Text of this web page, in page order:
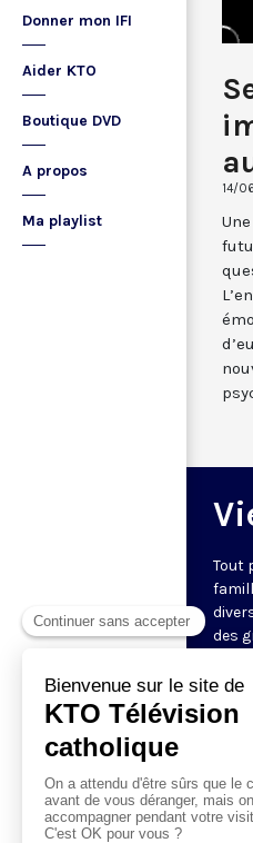
Donner mon IFI
Aider KTO
Boutique DVD
A propos
Ma playlist
14/
Tout
des
en